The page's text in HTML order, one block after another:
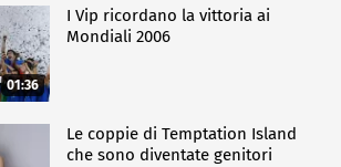
01:36
I Vip ricordano la vittoria ai
Mondiali 2006
Le coppie di Temptation Island
che sono diventate genitori